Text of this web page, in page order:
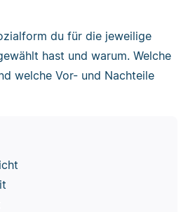
du für die jeweilige
hast und warum. Welche
welche Vor- und Nachteile